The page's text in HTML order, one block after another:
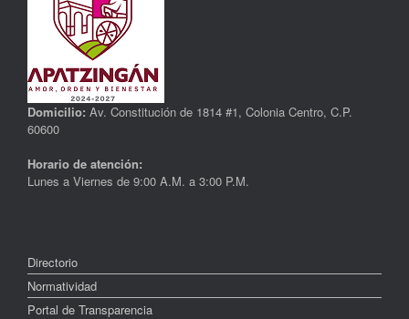
Domicilio: Av. Constitución de 1814 #1, Colonia Centro, C.P.
60600
Horario de atención:
Lunes a Viernes de 9:00 A.M. a 3:00 P.M.
Directorio
Normatividad
Portal de Transparencia